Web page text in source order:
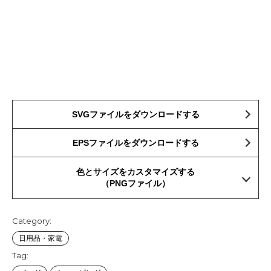
SVGファイルをダウンロードする
EPSファイルをダウンロードする
色とサイズをカスタマイズする
（PNGファイル）
Category:
日用品・家電
Tag: